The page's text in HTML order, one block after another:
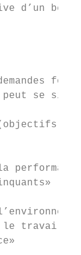
d’un
peut se
;